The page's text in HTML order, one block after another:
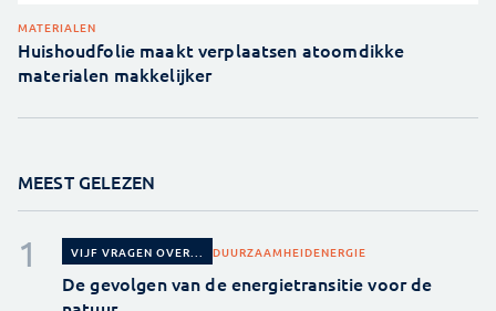
MATERIALEN
Huishoudfolie maakt verplaatsen atoomdikke
materialen makkelijker
MEEST GELEZEN
VIJF VRAGEN OVER... DUURZAAMHEIDENERGIE
De gevolgen van de energietransitie voor de